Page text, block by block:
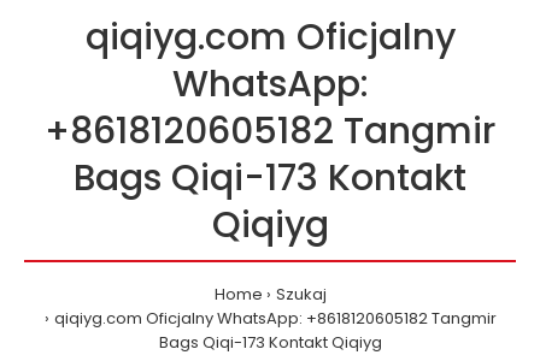
qiqiyg.com Oficjalny
WhatsApp:
+8618120605182 Tangmir
Bags Qiqi-173 Kontakt
Qiqiyg
Home
Szukaj
qiqiyg.com Oficjalny WhatsApp: +8618120605182 Tangmir
Bags Qiqi-173 Kontakt Qiqiyg